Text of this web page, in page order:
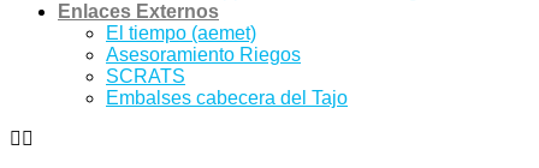
Enlaces Externos
El tiempo (aemet)
Asesoramiento Riegos
SCRATS
Embalses cabecera del Tajo